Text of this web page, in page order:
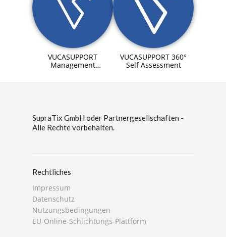
VUCASUPPORT
Management
VUCASUPPORT 360°
Self Assessment
SupraTix GmbH oder Partnergesellschaften -
Alle Rechte vorbehalten.
Rechtliches
Impressum
Datenschutz
Nutzungsbedingungen
EU-Online-Schlichtungs-Plattform